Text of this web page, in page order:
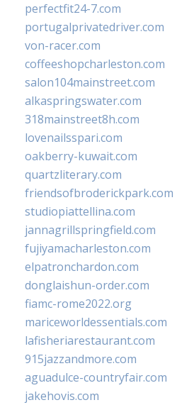
perfectfit24-7.com
portugalprivatedriver.com
von-racer.com
coffeeshopcharleston.com
salon104mainstreet.com
alkaspringswater.com
318mainstreet8h.com
lovenailsspari.com
oakberry-kuwait.com
quartzliterary.com
friendsofbroderickpark.com
studiopiattellina.com
jannagrillspringfield.com
fujiyamacharleston.com
elpatronchardon.com
donglaishun-order.com
fiamc-rome2022.org
mariceworldessentials.com
lafisheriarestaurant.com
915jazzandmore.com
aguadulce-countryfair.com
jakehovis.com